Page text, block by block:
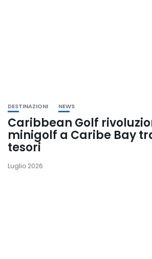
DESTINAZIONI NEWS
Caribbean Golf
minigolf a Caribe Bay
tesori
Luglio 2026